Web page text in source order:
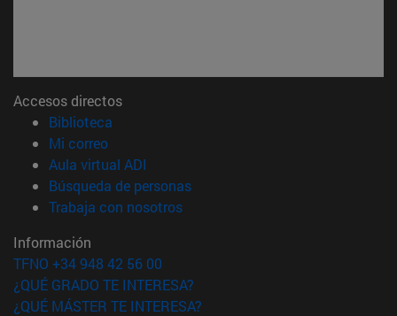
Accesos directos
Biblioteca
Mi correo(abre en nueva ventana)
Aula virtual ADI
Búsqueda de personas(abre en nueva ventana)
Trabaja con nosotros(abre en nueva ventana)
Información
TFNO +34 948 42 56 00
¿QUÉ GRADO TE INTERESA?
¿QUÉ MÁSTER TE INTERESA?